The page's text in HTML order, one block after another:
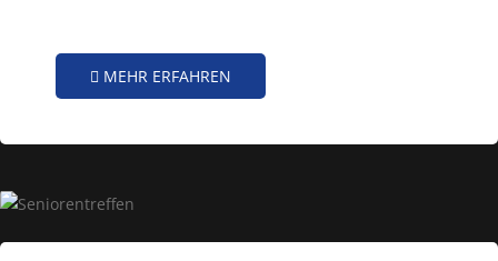
MEHR ERFAHREN